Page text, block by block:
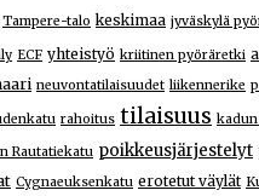
Tampere-talo keskimaa jyväskylä
ECF yhteistyö kriitinen pyöräretki
neuvontatilaisuudet liikennerike
rahoitus tilaisuus
Rautatiekatu poikkeusjärjestelyt
Cygnaeuksenkatu erotetut väylät